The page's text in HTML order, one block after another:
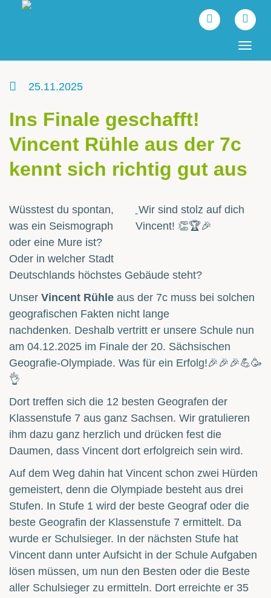
25.11.2025
Ins Finale geschafft!
Vincent Rühle aus der 7c
kennt sich richtig gut aus
Wir sind stolz auf dich
Vincent! 👏🏆🎉
Wüsstest du spontan,
was ein Seismograph
oder eine Mure ist?
Oder in welcher Stadt
Deutschlands höchstes Gebäude steht?
Unser Vincent Rühle aus der 7c muss bei solchen
geografischen Fakten nicht lange
nachdenken. Deshalb vertritt er unsere Schule nun
am 04.12.2025 im Finale der 20. Sächsischen
Geografie-Olympiade. Was für ein Erfolg!🎉🎉🎉💪🥳
👌
Dort treffen sich die 12 besten Geografen der
Klassenstufe 7 aus ganz Sachsen. Wir gratulieren
ihm dazu ganz herzlich und drücken fest die
Daumen, dass Vincent dort erfolgreich sein wird.
Auf dem Weg dahin hat Vincent schon zwei Hürden
gemeistert, denn die Olympiade besteht aus drei
Stufen. In Stufe 1 wird der beste Geograf oder die
beste Geografin der Klassenstufe 7 ermittelt. Da
wurde er Schulsieger. In der nächsten Stufe hat
Vincent dann unter Aufsicht in der Schule Aufgaben
lösen müssen, um nun den Besten oder die Beste
aller Schulsieger zu ermitteln. Dort erreichte er 35